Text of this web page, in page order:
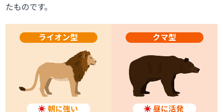
たものです。